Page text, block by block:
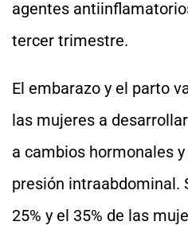
agentes
tercer trimestre.
El embarazo y el parto
las mujeres a
a cambios hormonales
presión intraabdominal.
25% y el 35% de las